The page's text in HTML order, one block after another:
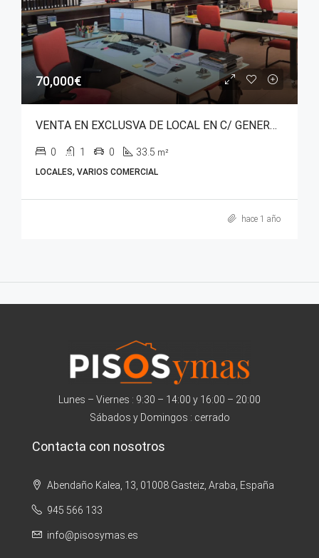
70,000€
VENTA EN EXCLUSVA DE LOCAL EN C/ GENERAL ALAVA
0 1 0 33.5 m²
LOCALES, VARIOS COMERCIAL
hace 1 año
Lunes – Viernes : 9:30 – 14:00 y 16:00 – 20:00
Sábados y Domingos : cerrado
Contacta con nosotros
Abendaño Kalea, 13, 01008 Gasteiz, Araba, España
945 566 133
info@pisosymas.es